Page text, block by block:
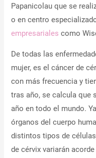
Papanicolau que se
o en centro
empresariales como
De todas las
mujer, es el cáncer de
con más frecuencia y
tras año, se calcula que
año en todo el mundo.
órganos del cuerpo
distintos tipos de
de cérvix variarán